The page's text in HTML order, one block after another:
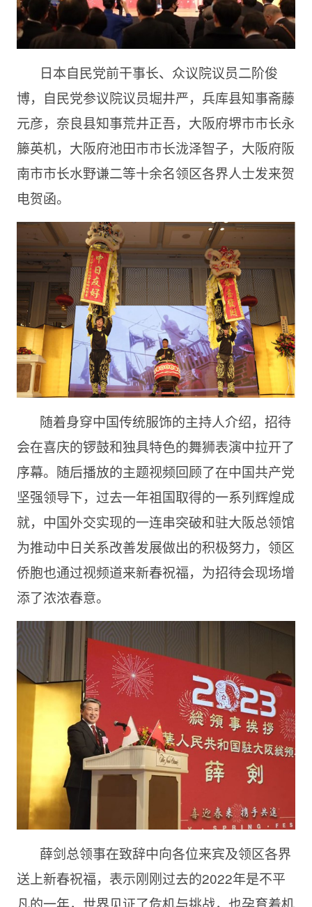
日本自民党前干事长、众议院议员二阶俊
博，自民党参议院议员堀井严，兵库县知事斋藤
元彦，奈良县知事荒井正吾，大阪府堺市市长永
籐英机，大阪府池田市市长泷泽智子，大阪府阪
南市市长水野谦二等十余名领区各界人士发来贺
电贺函。
随着身穿中国传统服饰的主持人介绍，招待
会在喜庆的锣鼓和独具特色的舞狮表演中拉开了
序幕。随后播放的主题视频回顾了在中国共产党
坚强领导下，过去一年祖国取得的一系列辉煌成
就，中国外交实现的一连串突破和驻大阪总领馆
为推动中日关系改善发展做出的积极努力，领区
侨胞也通过视频道来新春祝福，为招待会现场增
添了浓浓春意。
薛剑总领事在致辞中向各位来宾及领区各界
送上新春祝福，表示刚刚过去的2022年是不平